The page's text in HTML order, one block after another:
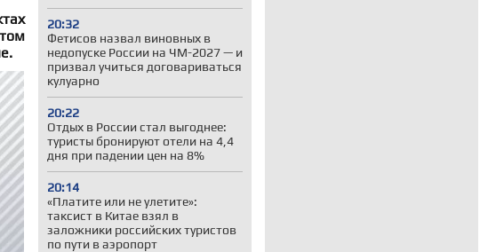
20:32
Фетисов назвал виновных в
недопуске России на ЧМ-2027 — и
призвал учиться договариваться
кулуарно
20:22
Отдых в России стал выгоднее:
туристы бронируют отели на 4,4
дня при падении цен на 8%
20:14
«Платите или не улетите»:
таксист в Китае взял в
заложники российских туристов
по пути в аэропорт